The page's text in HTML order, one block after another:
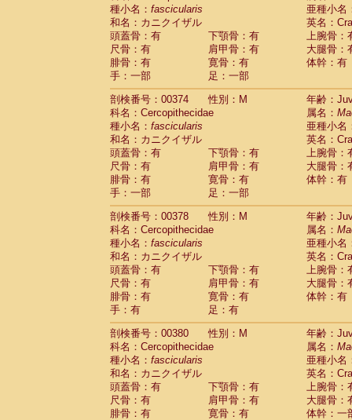
種小名： fascicularis
亜種小名
和名：カニクイザル
英名：
頭蓋骨：有
下顎骨：有
上腕骨：
尺骨：有
肩甲骨：有
大腿骨：
腓骨：有
寛骨：有
体幹：有
手：一部
足：一部
剖検番号：00374
性別：M
年齢：
科名：Cercopithecidae
属名：
種小名： fascicularis
亜種小名
和名：カニクイザル
英名：
頭蓋骨：有
下顎骨：有
上腕骨：
尺骨：有
肩甲骨：有
大腿骨：
腓骨：有
寛骨：有
体幹：有
手：一部
足：一部
剖検番号：00378
性別：M
年齢：
科名：Cercopithecidae
属名：
種小名： fascicularis
亜種小名
和名：カニクイザル
英名：
頭蓋骨：有
下顎骨：有
上腕骨：
尺骨：有
肩甲骨：有
大腿骨：
腓骨：有
寛骨：有
体幹：有
手：有
足：有
剖検番号：00380
性別：M
年齢：
科名：Cercopithecidae
属名：
種小名： fascicularis
亜種小名
和名：カニクイザル
英名：
頭蓋骨：有
下顎骨：有
上腕骨：
尺骨：有
肩甲骨：有
大腿骨：
腓骨：有
寛骨：有
体幹：一